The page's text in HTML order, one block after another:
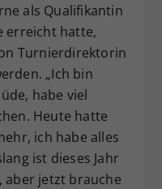
als Qualifikantin
erreicht hatte,
Turnierdirektorin
„Ich bin
habe viel
Heute hatte
ich habe alles
ist dieses Jahr
aber jetzt brauche